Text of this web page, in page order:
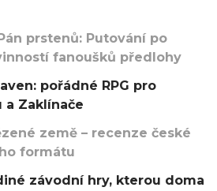
prstenů: Putování po
fanoušků předlohy
pořádné RPG pro
a Zaklínače
země – recenze české
formátu
závodní hry, kterou doma